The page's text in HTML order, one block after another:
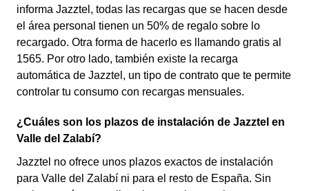
informa Jazztel, todas las recargas que se hacen desde
el área personal tienen un 50% de regalo sobre lo
recargado. Otra forma de hacerlo es llamando gratis al
1565. Por otro lado, también existe la recarga
automática de Jazztel, un tipo de contrato que te permite
controlar tu consumo con recargas mensuales.
¿Cuáles son los plazos de instalación de Jazztel en
Valle del Zalabí?
Jazztel no ofrece unos plazos exactos de instalación
para Valle del Zalabí ni para el resto de España. Sin